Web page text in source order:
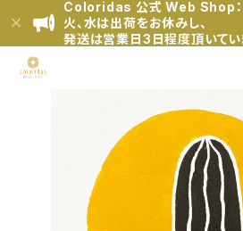
Coloridas 公式 Web Shop
火、水は出荷をお休みし、
発送は営業日3日程度頂いてい